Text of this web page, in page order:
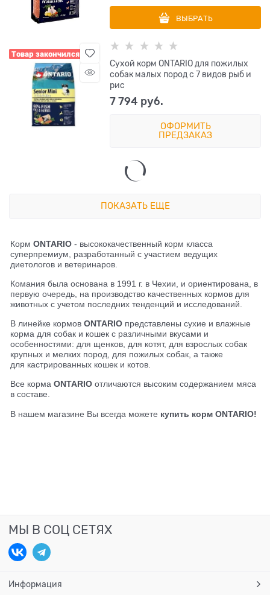
ВЫБРАТЬ
Товар закончился
Сухой корм ONTARIO для пожилых
собак малых пород с 7 видов рыб и
рис
7 794 руб.
ОФОРМИТЬ
ПРЕДЗАКАЗ
ПОКАЗАТЬ ЕЩЕ
КормONTARIO - высококачественный корм класса
суперпремиум, разработанный с участием ведущих
диетологов и ветеринаров.
Комания была основана в 1991 г. в Чехии, и ориентирована, в
первую очередь, на производство качественных кормов для
животных с учетом последних тенденций и исследований.
В линейке кормовONTARIO представлены сухие и влажные
корма для собак и кошек с различными вкусами и
особенностями: для щенков, для котят, для взрослых собак
крупных и мелких пород, для пожилых собак, а также
для кастрированных кошек и котов.
Все кормаONTARIO отличаются высоким содержанием мяса
в составе.
В нашем магазине Вы всегда можете купить корм ONTARIO!
МЫ В СОЦ СЕТЯХ
Информация